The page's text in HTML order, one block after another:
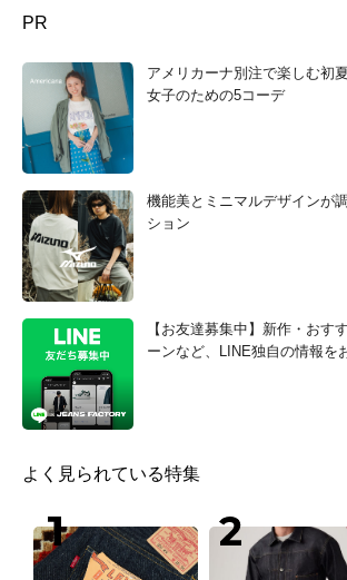
PR
アメリカーナ別注で楽しむ初
女子のための5コーデ
機能美とミニマルデザインが
ション
【お友達募集中】新作・おす
ーンなど、LINE独自の情報を
よく見られている特集